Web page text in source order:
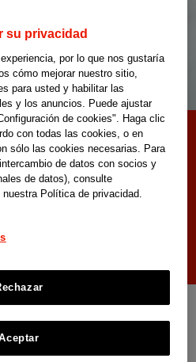
un trabajo
merece
su privacidad
por lo que nos gustaría
cómo mejorar nuestro sitio,
para usted y habilitar las
y los anuncios. Puede ajustar
de cookies". Haga clic
con todas las cookies, o en
sólo las cookies necesarias. Para
de datos con socios y
de datos), consulte
Política de privacidad.